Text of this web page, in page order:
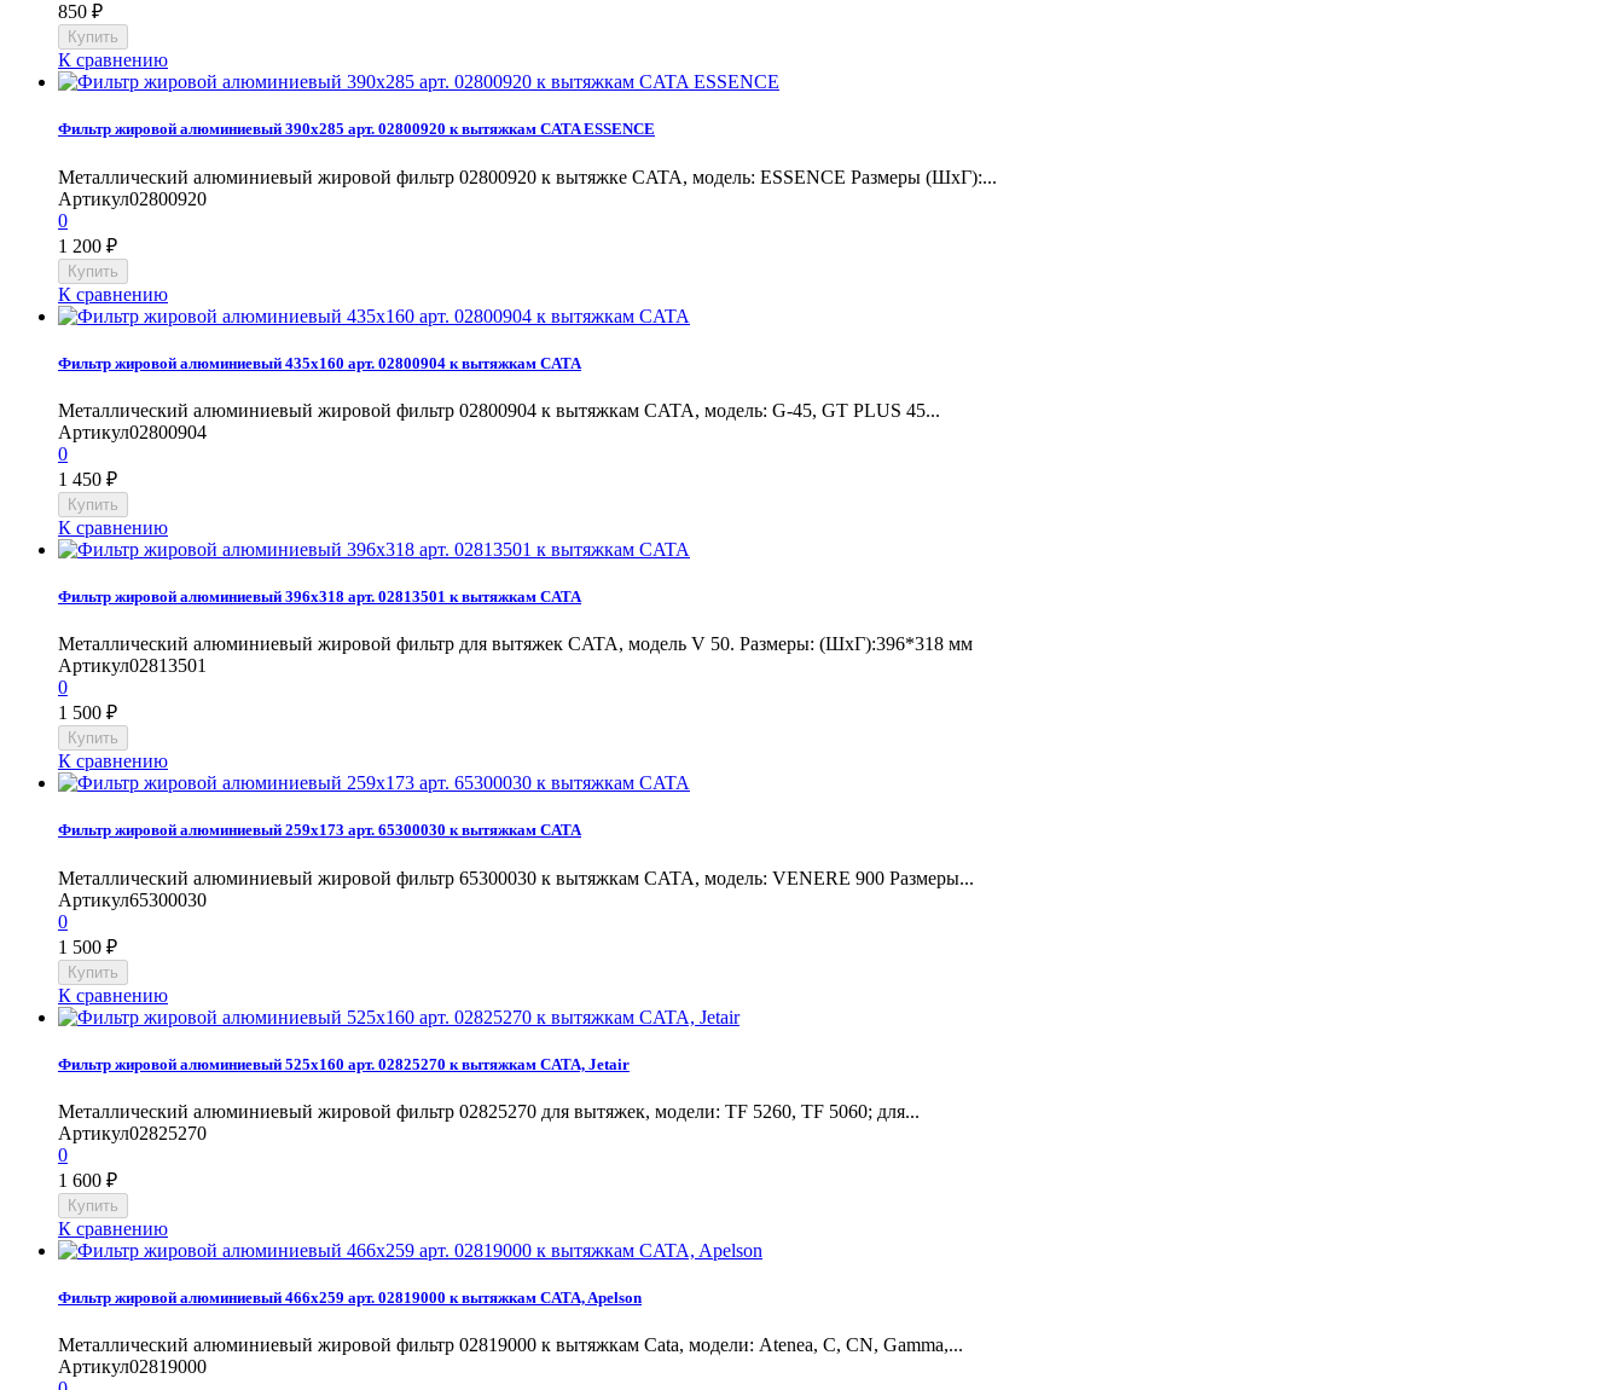
850 ₽
К сравнению
Фильтр жировой алюминиевый 390x285 арт. 02800920 к вытяжкам CATA ESSENCE
Металлический алюминиевый жировой фильтр 02800920 к вытяжке CATA, модель: ESSENCE Размеры (ШхГ):...
Артикул02800920
0
1 200 ₽
К сравнению
Фильтр жировой алюминиевый 435x160 арт. 02800904 к вытяжкам CATA
Металлический алюминиевый жировой фильтр 02800904 к вытяжкам CATA, модель: G-45, GT PLUS 45...
Артикул02800904
0
1 450 ₽
К сравнению
Фильтр жировой алюминиевый 396x318 арт. 02813501 к вытяжкам CATA
Металлический алюминиевый жировой фильтр для вытяжек CATA, модель V 50. Размеры: (ШхГ):396*318 мм
Артикул02813501
0
1 500 ₽
К сравнению
Фильтр жировой алюминиевый 259x173 арт. 65300030 к вытяжкам CATA
Металлический алюминиевый жировой фильтр 65300030 к вытяжкам CATA, модель: VENERE 900 Размеры...
Артикул65300030
0
1 500 ₽
К сравнению
Фильтр жировой алюминиевый 525x160 арт. 02825270 к вытяжкам CATA, Jetair
Металлический алюминиевый жировой фильтр 02825270 для вытяжек, модели: TF 5260, TF 5060; для...
Артикул02825270
0
1 600 ₽
К сравнению
Фильтр жировой алюминиевый 466x259 арт. 02819000 к вытяжкам CATA, Apelson
Металлический алюминиевый жировой фильтр 02819000 к вытяжкам Cata, модели: Atenea, С, CN, Gamma,...
Артикул02819000